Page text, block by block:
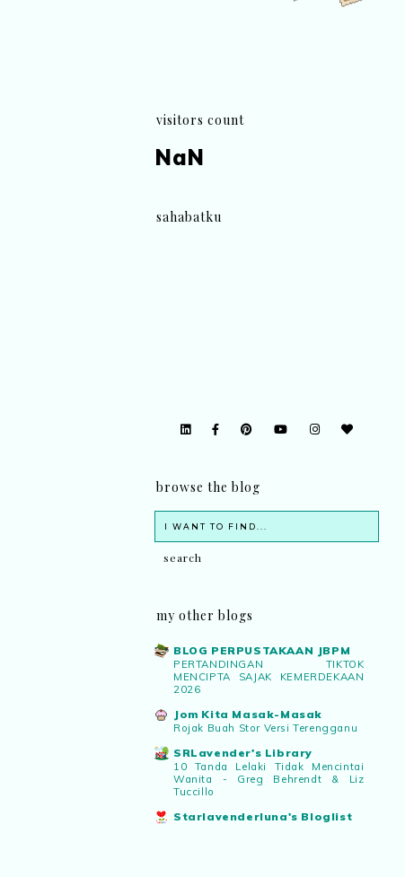
visitors count
NaN
sahabatku
browse the blog
my other blogs
BLOG PERPUSTAKAAN JBPM
PERTANDINGAN TIKTOK
MENCIPTA SAJAK KEMERDEKAAN
2026
Jom Kita Masak-Masak
Rojak Buah Stor Versi Terengganu
SRLavender's Library
10 Tanda Lelaki Tidak Mencintai
Wanita - Greg Behrendt & Liz
Tuccillo
Starlavenderluna's Bloglist